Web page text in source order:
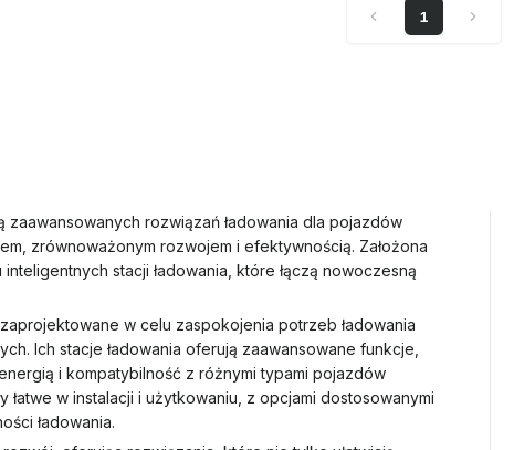
1
zaawansowanych rozwiązań ładowania dla pojazdów
zrównoważonym rozwojem i efektywnością. Założona
stacji ładowania, które łączą nowoczesną
w celu zaspokojenia potrzeb ładowania
Ich stacje ładowania oferują zaawansowane funkcje,
i kompatybilność z różnymi typami pojazdów
w instalacji i użytkowaniu, z opcjami dostosowanymi
ładowania.